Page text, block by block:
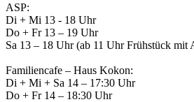
ASP:
Di + Mi 13 - 18 Uhr
Do + Fr 13 – 19 Uhr
Sa 13 – 18 Uhr (ab 11 Uhr Frühstück mit
Familiencafe – Haus Kokon:
Di + Mi + Sa 14 – 17:30 Uhr
Do + Fr 14 – 18:30 Uhr